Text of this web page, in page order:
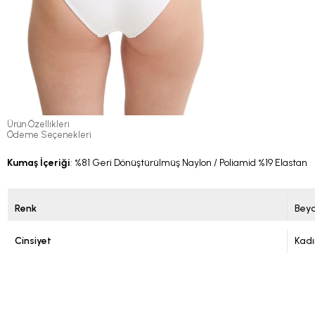
Ürün Özellikleri
Ödeme Seçenekleri
Kumaş İçeriği: %81 Geri Dönüştürülmüş Naylon / Poliamid %19 Elastan
Renk
Cinsiyet